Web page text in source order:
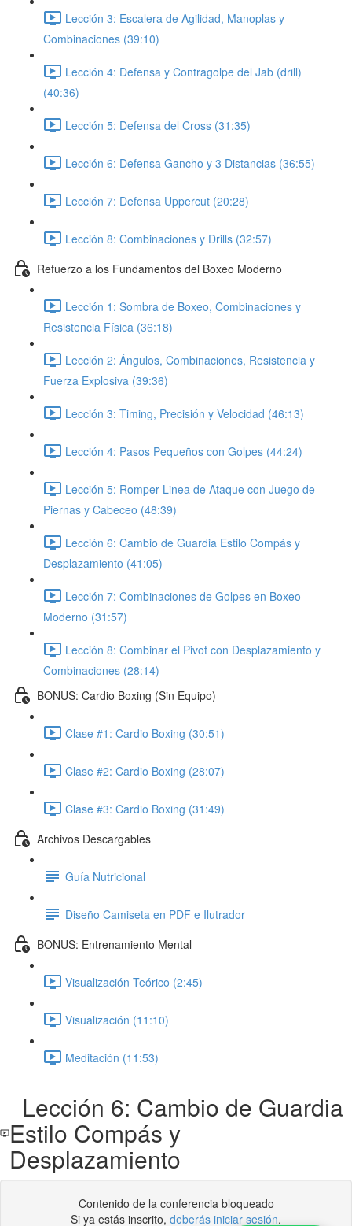
Lección 3: Escalera de Agilidad, Manoplas y
Combinaciones (39:10)
Lección 4: Defensa y Contragolpe del Jab (drill)
(40:36)
Lección 5: Defensa del Cross (31:35)
Lección 6: Defensa Gancho y 3 Distancias (36:55)
Lección 7: Defensa Uppercut (20:28)
Lección 8: Combinaciones y Drills (32:57)
Refuerzo a los Fundamentos del Boxeo Moderno
Lección 1: Sombra de Boxeo, Combinaciones y
Resistencia Física (36:18)
Lección 2: Ángulos, Combinaciones, Resistencia y
Fuerza Explosiva (39:36)
Lección 3: Timing, Precisión y Velocidad (46:13)
Lección 4: Pasos Pequeños con Golpes (44:24)
Lección 5: Romper Linea de Ataque con Juego de
Piernas y Cabeceo (48:39)
Lección 6: Cambio de Guardia Estilo Compás y
Desplazamiento (41:05)
Lección 7: Combinaciones de Golpes en Boxeo
Moderno (31:57)
Lección 8: Combinar el Pivot con Desplazamiento y
Combinaciones (28:14)
BONUS: Cardio Boxing (Sin Equipo)
Clase #1: Cardio Boxing (30:51)
Clase #2: Cardio Boxing (28:07)
Clase #3: Cardio Boxing (31:49)
Archivos Descargables
Guía Nutricional
Diseño Camiseta en PDF e Ilutrador
BONUS: Entrenamiento Mental
Visualización Teórico (2:45)
Visualización (11:10)
Meditación (11:53)
Lección 6: Cambio de Guardia
Estilo Compás y
Desplazamiento
Contenido de la conferencia bloqueado
Si ya estás inscrito, deberás iniciar sesión.